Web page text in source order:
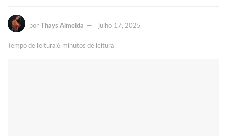
por Thays Almeida julho 17, 2025
Tempo de leitura:6 minutos de leitura